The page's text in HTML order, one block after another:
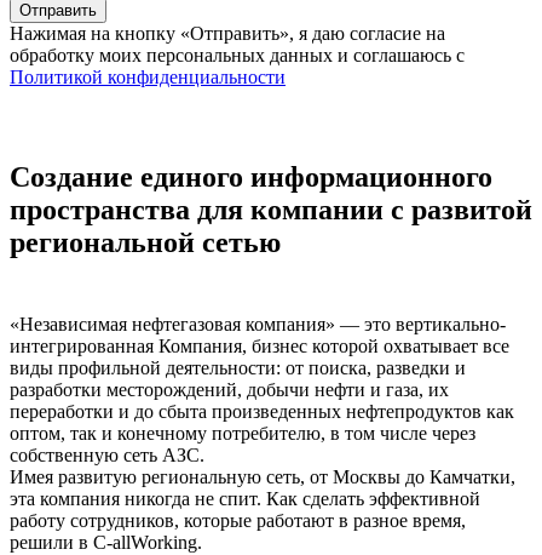
Отправить
Нажимая на кнопку «Отправить», я даю согласие на
обработку моих персональных данных и соглашаюсь с
Политикой конфиденциальности
Создание единого информационного
пространства для компании с развитой
региональной сетью
«Независимая нефтегазовая компания» — это вертикально-
интегрированная Компания, бизнес которой охватывает все
виды профильной деятельности: от поиска, разведки и
разработки месторождений, добычи нефти и газа, их
переработки и до сбыта произведенных нефтепродуктов как
оптом, так и конечному потребителю, в том числе через
собственную сеть АЗС.
Имея развитую региональную сеть, от Москвы до Камчатки,
эта компания никогда не спит. Как сделать эффективной
работу сотрудников, которые работают в разное время,
решили в С-allWorking.